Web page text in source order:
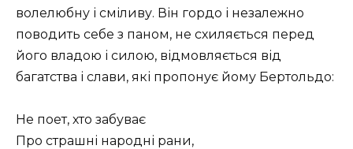
волелюбну і сміливу. Він гордо і незалежно
поводить себе з паном, не схиляється перед
його владою і силою, відмовляється від
багатства і слави, які пропонує йому Бертольдо:
Не поет, хто забуває
Про страшні народні рани,